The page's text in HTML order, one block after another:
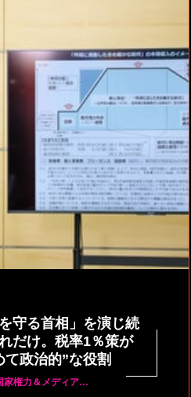
守る首相」を演じ続
だけ。税率1％策が
政治的”な役割
家権力＆メディア…